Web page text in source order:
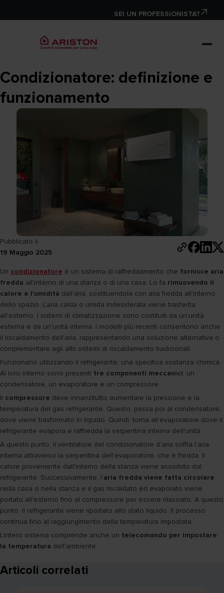
SEI UN PROFESSIONISTA?
Condizionatore: definizione e
funzionamento
Pubblicato il
19 Maggio 2025
Un condizionatore è un sistema di raffreddamento che fornisce aria
fredda all'interno di una stanza o di una casa. Lo fa rimuovendo il
calore e l'umidità dall'aria, sostituendola con aria fredda all'interno
dello spazio. L'aria calda o umida indesiderata viene trasferita
all'esterno. I sistemi di climatizzazione sono costituiti da un'unità
esterna e da un'unità interna. I modelli più recenti consentono anche
il riscaldamento dell'aria, rappresentando una soluzione alternativa o
complementare agli altri sistemi di riscaldamento tradizionali.
Funzionano utilizzando il refrigerante, una specifica sostanza chimica.
Al loro interno sono presenti tre componenti meccanici: un
condensatore, un evaporatore e un compressore.
Il compressore deve innanzitutto aumentare la pressione e la
temperatura del gas refrigerante. Questo, passa poi al condensatore,
dove viene trasformato in liquido. Quindi, torna all’evaporatore dove il
refrigerante evapora e raffredda la serpentina interna dell'unità.
A questo punto, il ventilatore del condizionatore d'aria soffia l'aria
interna attraverso la serpentina dell'evaporatore, che è fredda. Il
calore proveniente dall'interno della stanza viene assorbito dal
refrigerante. Successivamente, l'aria fredda viene fatta circolare
nella casa o nella stanza e il gas riscaldato ed evaporato viene
portato all'esterno fino al compressore per essere rilasciato. A questo
punto, il refrigerante viene riportato allo stato liquido. Il processo
continua fino al raggiungimento della temperatura impostata.
L'intero sistema comprende anche un telecomando per impostare
la temperatura dell'ambiente.
Articoli correlati